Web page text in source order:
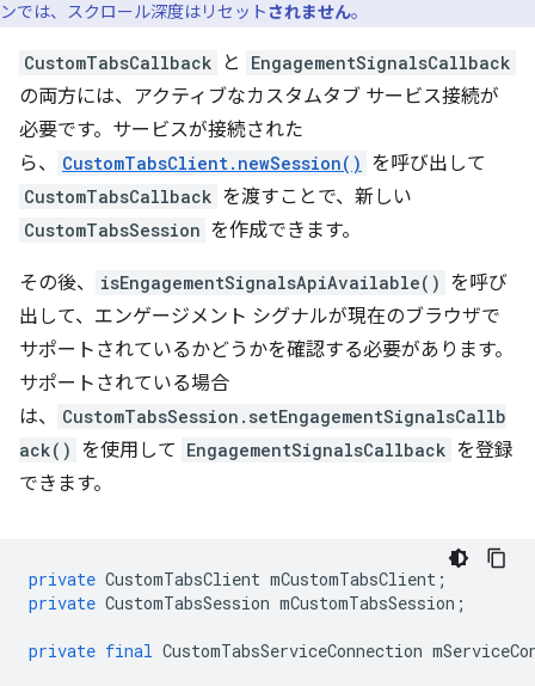
ンでは、スクロール深度はリセットされません。
CustomTabsCallback と EngagementSignalsCallback
の両方には、アクティブなカスタムタブ サービス接続が
必要です。サービスが接続された
ら、
CustomTabsClient.newSession() を呼び出して
CustomTabsCallback を渡すことで、新しい
CustomTabsSession を作成できます。
その後、 isEngagementSignalsApiAvailable() を呼び
出して、エンゲージメント シグナルが現在のブラウザで
サポートされているかどうかを確認する必要があります。
サポートされている場合
は、
CustomTabsSession.setEngagementSignalsCallb
ack() を使用して EngagementSignalsCallback を登録
できます。
private CustomTabsClient mCustomTabsClient ;
private CustomTabsSession mCustomTabsSession ;
private final CustomTabsServiceConnection